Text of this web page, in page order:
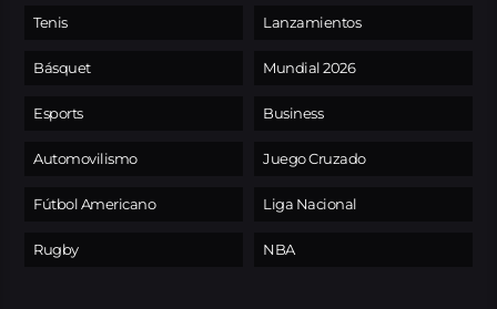
Tenis
Básquet
Esports
Automovilismo
Fútbol Americano
Rugby
Lanzamientos
Mundial 2026
Business
Juego Cruzado
Liga Nacional
NBA